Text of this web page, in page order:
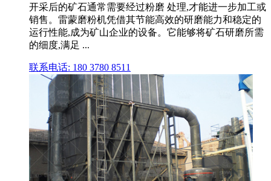
开采后的矿石通常需要经过粉磨 处理,才能进一步加工或
销售。雷蒙磨粉机凭借其节能高效的研磨能力和稳定的
运行性能,成为矿山企业的设备。它能够将矿石研磨所需
的细度,满足 ...
联系电话: 180 3780 8511